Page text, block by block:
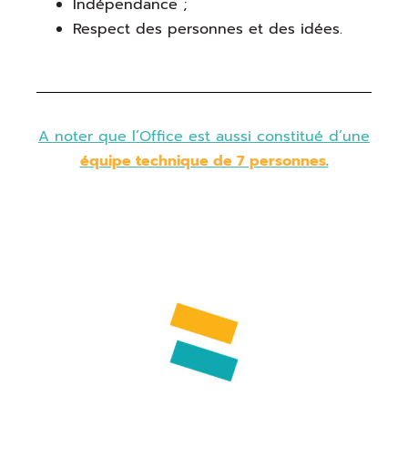
Indépendance ;
Respect des personnes et des idées.
A noter que l’Office est aussi constitué d’une
équipe technique de 7 personnes.